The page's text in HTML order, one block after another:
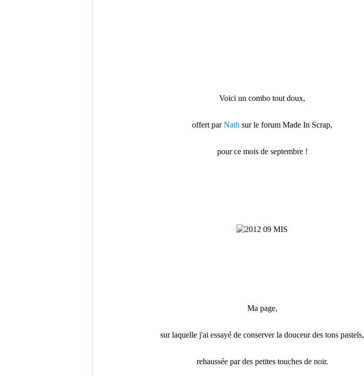
Voici un combo tout doux,
offert parNath sur le forum Made In Scrap,
pour ce mois de septembre !
Ma page,
sur laquelle j'ai essayé de conserver la douceur des tons pastels,
rehaussée par des petites touches de noir.